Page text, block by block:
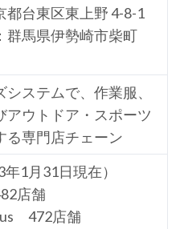
都台東区東上野 4-8-1
群馬県伊勢崎市柴町
ステムで、作業服、
アウトドア・スポーツ
る専門店チェーン
1月31日現在）
店舗
472店舗